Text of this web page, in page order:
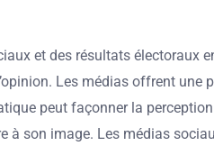
et des résultats électoraux
Les médias offrent
peut façonner la
à son image. Les médias